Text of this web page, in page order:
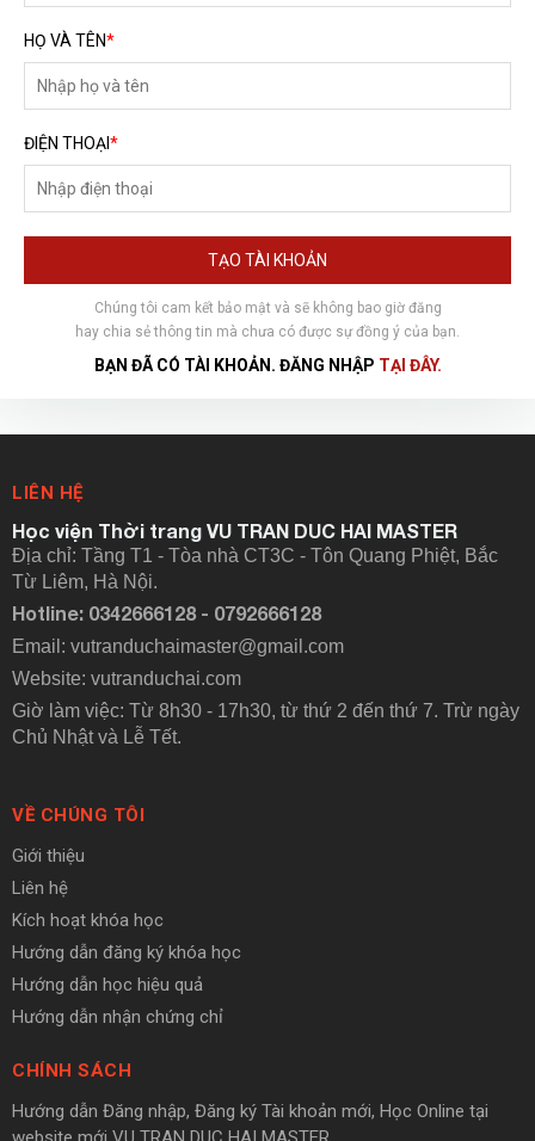
HỌ VÀ TÊN*
ĐIỆN THOẠI*
TẠO TÀI KHOẢN
Chúng tôi cam kết bảo mật và sẽ không bao giờ đăng
hay chia sẻ thông tin mà chưa có được sự đồng ý của bạn.
BẠN ĐÃ CÓ TÀI KHOẢN. ĐĂNG NHẬP TẠI ĐÂY.
LIÊN HỆ
Học viện Thời trang VU TRAN DUC HAI MASTER
Địa chỉ: Tầng T1 - Tòa nhà CT3C - Tôn Quang Phiệt, Bắc
Từ Liêm, Hà Nội.
Hotline: 0342666128 - 0792666128
Email: vutranduchaimaster@gmail.com
Website: vutranduchai.com
Giờ làm việc: Từ 8h30 - 17h30, từ thứ 2 đến thứ 7. Trừ ngày
Chủ Nhật và Lễ Tết.
VỀ CHÚNG TÔI
Giới thiệu
Liên hệ
Kích hoạt khóa học
Hướng dẫn đăng ký khóa học
Hướng dẫn học hiệu quả
Hướng dẫn nhận chứng chỉ
CHÍNH SÁCH
Hướng dẫn Đăng nhập, Đăng ký Tài khoản mới, Học Online tại
HOÀN THÀNH